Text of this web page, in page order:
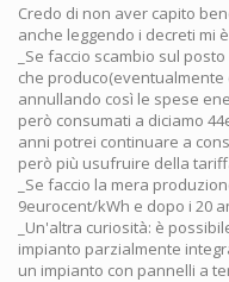
Credo di non aver capito
anche leggendo i decreti mi
_Se faccio scambio sul
che
annullando così le spese
però consumati a diciamo
anni potrei continuare a
però più usufruire della
_Se faccio la mera
9eurocent/kWh e dopo i 20
_Un'altra curiosità: è
impianto parzialmente
un impianto con pannelli a